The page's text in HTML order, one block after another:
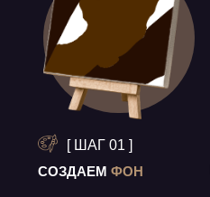
СОЗДАЕМ ФОН
[ ШАГ 01 ]